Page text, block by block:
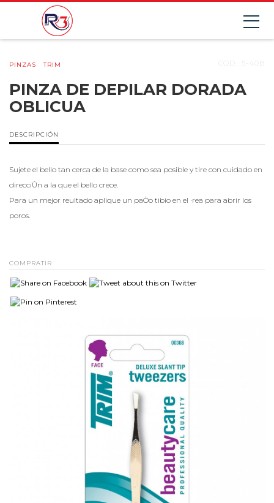
PINZAS TRIM COD.: 5-40B
PINZA DE DEPILAR DORADA
OBLICUA
DESCRIPCIÓN
Sujete el bello tan cerca de la base como sea posible y tire con cuidado en
direcciÛn a la que el bello crece.
Para un mejor reultado aplique un paÒo tibio en el ·rea para abrir los
poros.
COMPRATIR